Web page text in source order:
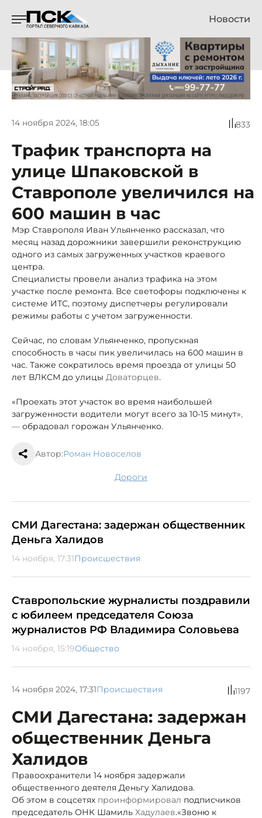
Новости
14 ноября 2024, 18:05 833
Трафик транспорта на
улице Шпаковской в
Ставрополе увеличился на
600 машин в час
Мэр Ставрополя Иван Ульянченко рассказал, что
месяц назад дорожники завершили реконструкцию
одного из самых загруженных участков краевого
центра.
Специалисты провели анализ трафика на этом
участке после ремонта. Все светофоры подключены к
системе ИТС, поэтому диспетчеры регулировали
режимы работы с учетом загруженности.
Сейчас, по словам Ульянченко, пропускная
способность в часы пик увеличилась на 600 машин в
час. Также сократилось время проезда от улицы 50
лет ВЛКСМ до улицы Доваторцев.
«Проехать этот участок во время наибольшей
загруженности водители могут всего за 10-15 минут»,
— обрадовал горожан Ульянченко.
Автор:Роман Новоселов
дороги
СМИ Дагестана: задержан общественник
Деньга Халидов
14 ноября, 17:31Происшествия
Ставропольские журналисты поздравили
с юбилеем председателя Союза
журналистов РФ Владимира Соловьева
14 ноября, 15:19Общество
14 ноября 2024, 17:31Происшествия 1197
СМИ Дагестана: задержан
общественник Деньга
Халидов
Правоохранители 14 ноября задержали
общественного деятеля Деньгу Халидова.
Об этом в соцсетях проинформировал подписчиков
председатель ОНК Шамиль Хадулаев.«Звоню к